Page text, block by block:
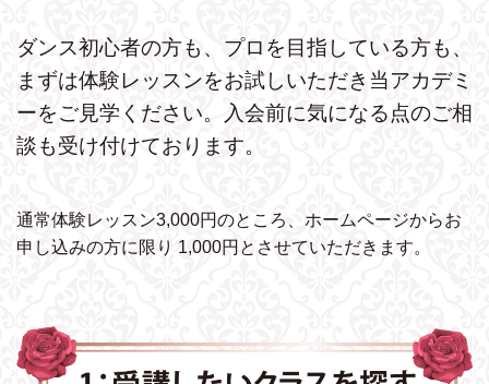
ダンス初心者の方も、プロを目指している方も、
まずは体験レッスンをお試しいただき 当アカデミ
ーをご見学ください。
入会前に気になる点のご相
談も受け付けております。
通常体験レッスン3,000円のところ、ホームページからお
申し込みの方に限り 1,000円とさせていただきます。